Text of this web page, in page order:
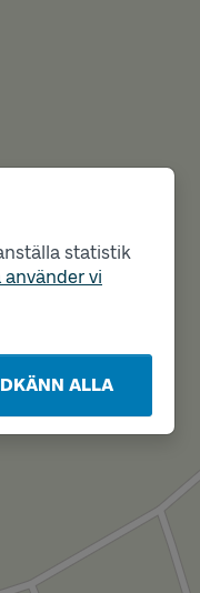
statistik
använder vi
ALLA